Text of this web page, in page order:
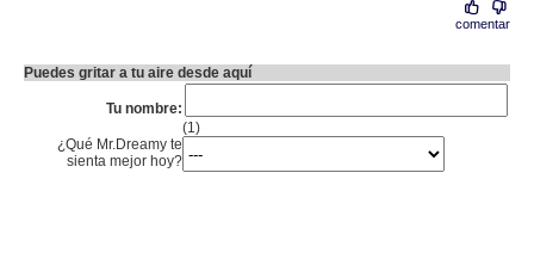
comentar
Puedes gritar a tu aire desde aquí
Tu nombre:
(1)
¿Qué Mr.Dreamy te
sienta mejor hoy?